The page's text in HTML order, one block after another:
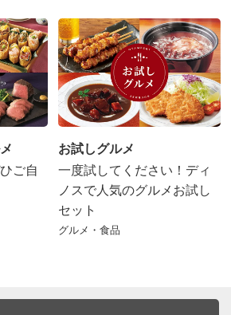
ご自
お試しグルメ
一度試してください！ディ
ノスで人気のグルメお試し
セット
グルメ・食品